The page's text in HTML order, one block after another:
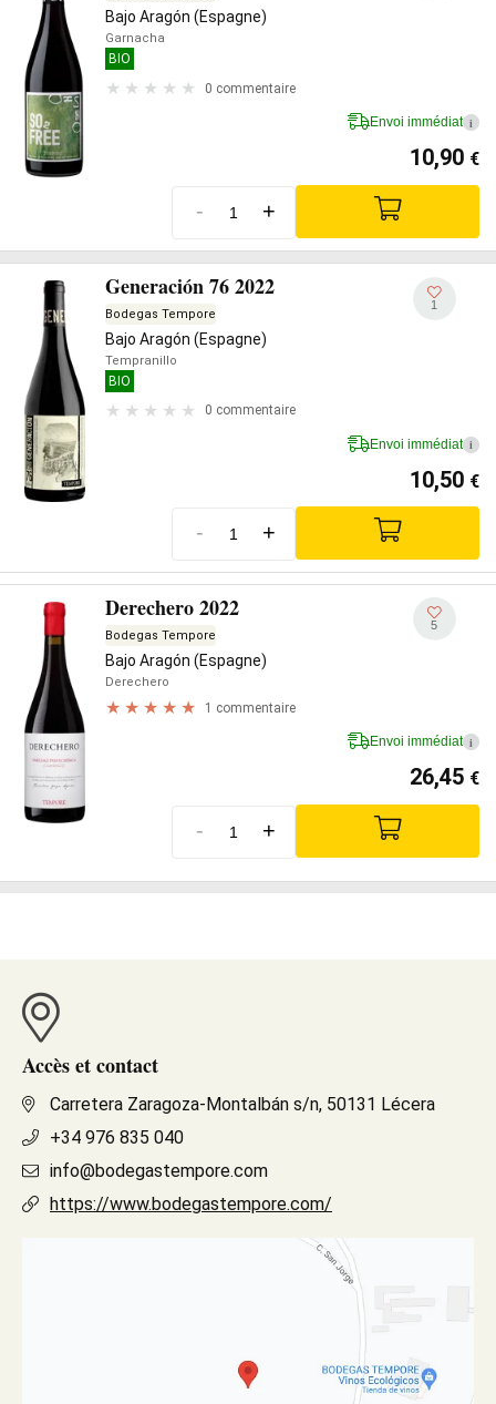
Bajo Aragón (Espagne)
Garnacha
BIO
0 commentaire
Envoi immédiat i
10,90 €
- +
Generación 76 2022
Bodegas Tempore
Bajo Aragón (Espagne)
Tempranillo
BIO
0 commentaire
1
Envoi immédiat i
10,50 €
- +
Derechero 2022
Bodegas Tempore
Bajo Aragón (Espagne)
Derechero
1 commentaire
5
Envoi immédiat i
26,45 €
- +
Accès et contact
Carretera Zaragoza-Montalbán s/n, 50131 Lécera
+34 976 835 040
info@bodegastempore.com
https://www.bodegastempore.com/